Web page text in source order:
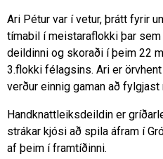
Ari Pétur var í vetur, þrátt fyrir
tímabil í meistaraflokki þar
deildinni og skoraði í þeim 22
3.flokki félagsins. Ari er
verður einnig gaman að
Handknattleiksdeildin er
strákar kjósi að spila áfram í
af þeim í framtíðinni.